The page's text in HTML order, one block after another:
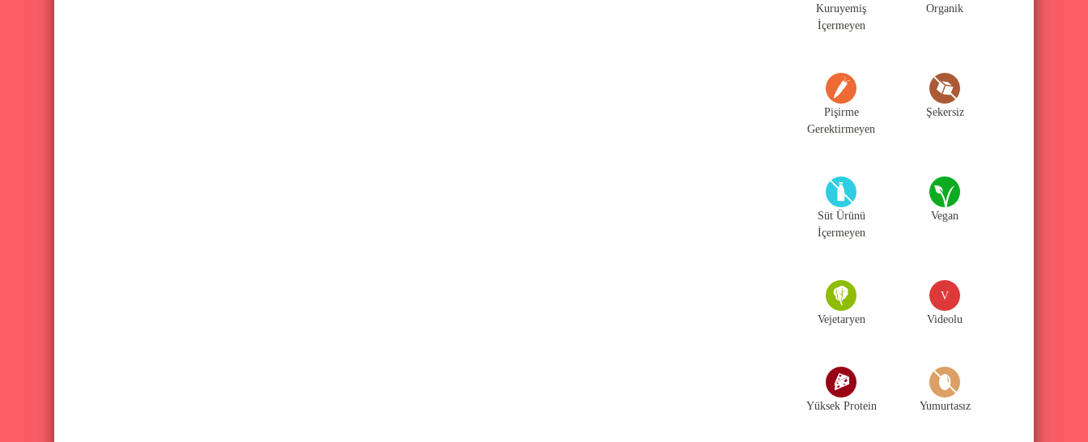
Kuruyemiş
İçermeyen
Organik
Pişirme
Gerektirmeyen
Şekersiz
Süt Ürünü
İçermeyen
Vegan
Vejetaryen
V
Videolu
Yüksek Protein Yumurtasız